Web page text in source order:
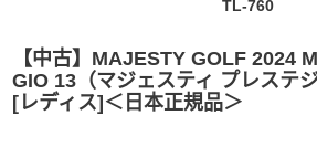
TL-760
【中古】MAJESTY GOLF 2024
GIO 13（マジェスティ プレステ
[レディス]＜日本正規品＞